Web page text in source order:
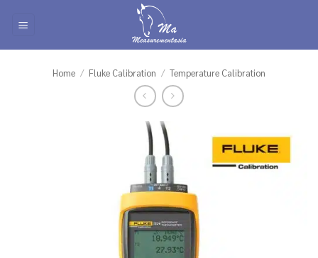
Home / Fluke Calibration / Temperature Calibration